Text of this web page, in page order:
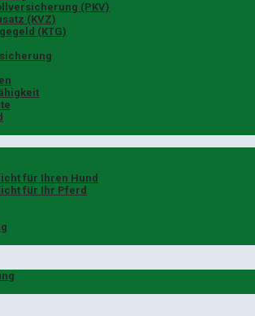
(PKV)
(KVZ)
(KTG)
für Ihren Hund
für Ihr Pferd